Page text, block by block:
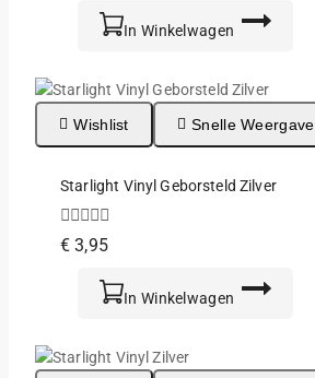
was:
is:
In Winkelwagen
Wishlist Snelle Weergave
Starlight Vinyl Geborsteld Zilver
0
van
€ 3,95
In Winkelwagen